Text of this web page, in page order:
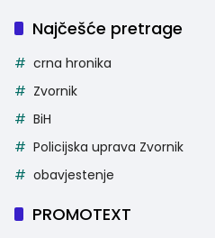
Najčešće pretrage
crna hronika
Zvornik
BiH
Policijska uprava Zvornik
obavjestenje
PROMOTEXT